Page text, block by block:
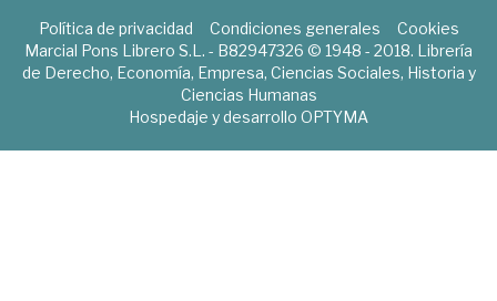
Política de privacidad Condiciones generales
Cookies
Marcial Pons Librero S.L. - B82947326 © 1948 - 2018. Librería
de Derecho, Economía, Empresa, Ciencias Sociales, Historia y
Ciencias Humanas
Hospedaje y desarrollo OPTYMA